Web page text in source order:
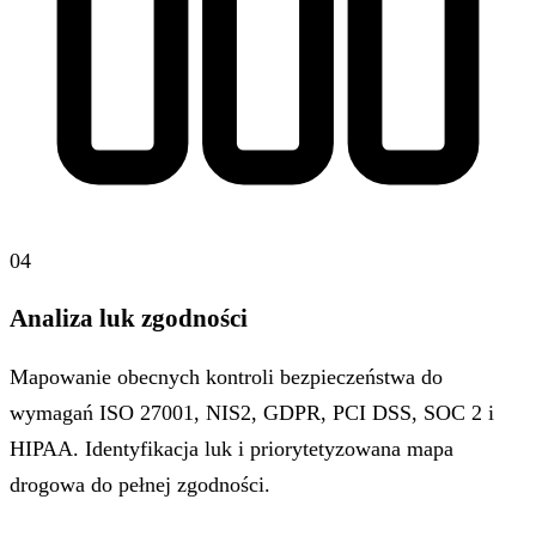
04
Analiza luk zgodności
Mapowanie obecnych kontroli bezpieczeństwa do
wymagań ISO 27001, NIS2, GDPR, PCI DSS, SOC 2 i
HIPAA. Identyfikacja luk i priorytetyzowana mapa
drogowa do pełnej zgodności.